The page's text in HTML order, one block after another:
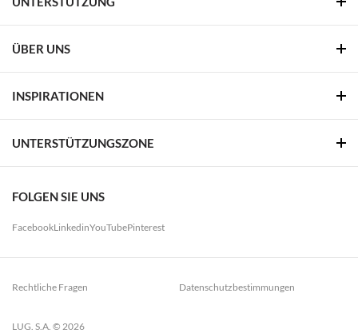
ÜBER UNS
INSPIRATIONEN
UNTERSTÜTZUNGSZONE
FOLGEN SIE UNS
FacebookLinkedinYouTubePinterest
LUG. S.A. © 2026
Rechtliche Fragen Datenschutzbestimmungen